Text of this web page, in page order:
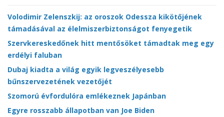
Volodimir Zelenszkij: az oroszok Odessza kikötőjének
támadásával az élelmiszerbiztonságot fenyegetik
Szervkereskedőnek hitt mentősöket támadtak meg egy
erdélyi faluban
Dubaj kiadta a világ egyik legveszélyesebb
bűnszervezetének vezetőjét
Szomorú évfordulóra emlékeznek Japánban
Egyre rosszabb állapotban van Joe Biden